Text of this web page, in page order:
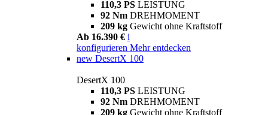
110,3 PS LEISTUNG
92 Nm DREHMOMENT
209 kg Gewicht ohne Kraftstoff
Ab 16.390 € i
konfigurieren Mehr entdecken
new DesertX 100
DesertX 100
110,3 PS LEISTUNG
92 Nm DREHMOMENT
209 kg Gewicht ohne Kraftstoff